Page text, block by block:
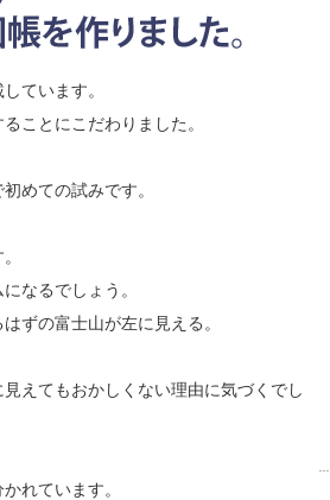
ています。
ことにこだわりました。
めての試みです。
なるでしょう。
ずの富士山が左に見える。
えてもおかしくない理由に気づくでし
れています。